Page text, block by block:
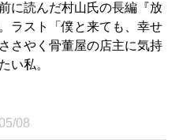
に読んだ村山氏の長編『放
ラスト「僕と来ても、幸せ
さやく骨董屋の店主に気持
い私。
08